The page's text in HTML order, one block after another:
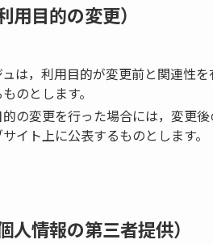
用目的の変更）
は，利用目的が変更前と関連性
のとします。
の変更を行った場合には，変更
イト上に公表するものとします。
人情報の第三者提供）